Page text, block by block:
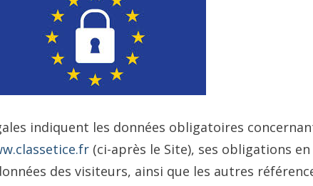
indiquent les données obligatoires
(ci-après le Site), ses obligations en
des visiteurs, ainsi que les autres